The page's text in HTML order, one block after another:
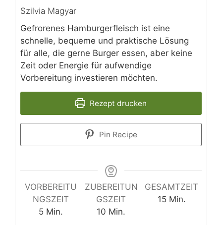
Szilvia Magyar
Gefrorenes Hamburgerfleisch ist eine
schnelle, bequeme und praktische Lösung
für alle, die gerne Burger essen, aber keine
Zeit oder Energie für aufwendige
Vorbereitung investieren möchten.
Rezept drucken
Pin Recipe
VORBEREITU
NGSZEIT
5Minuten
Min.
ZUBEREITUN
GSZEIT
10 Minuten
Min.
GESAMTZEIT
15Minuten
Min.